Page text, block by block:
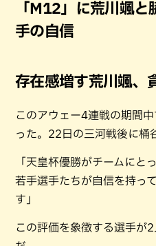
「M12」に荒川颯
手の自信
存在感増す荒川颯、
このアウェー4連戦の期間
った。22日の三河戦後に桶
「天皇杯優勝がチームにと
若手選手たちが自信を持っ
す」
この評価を象徴する選手が